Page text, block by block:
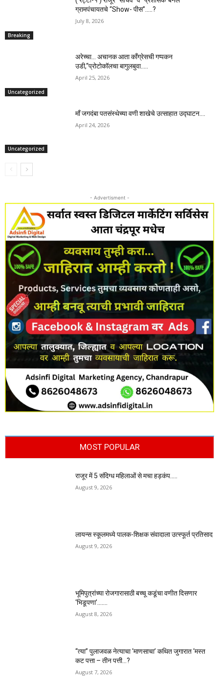
Breaking
ग्रामपंचायतचे “Show- पीस”…..?
July 8, 2026
Uncategorized
अरेच्चा… अचानक आता काँग्रेसची गप्पकन
उडी,“प्रोटोकॉलचा बागुलबुवा…..
April 25, 2026
Uncategorized
माँ जगदंबा पतसंस्थेच्या वणी शाखेचे उत्साहात उद्घाटन….
April 24, 2026
- Advertisment -
MOST POPULAR
राजूर में 5 संदिग्ध महिलाओं से मचा हड़कंप…..
August 9, 2026
लायन्स स्कूलमध्ये पालक-शिक्षक संवादाला उत्स्फूर्त प्रतिसाद
August 9, 2026
भूमिपुत्रांच्या रोजगारासाठी बच्चू कडूंचा वणीत दिसणार
‘भिडूपणा’…….
August 8, 2026
“त्या” पुलाजवळ नेत्याचा ‘माणसाचा’ कथित जुगारात ‘मस्त
कट पत्ता – तीन पत्ती…?
August 7, 2026